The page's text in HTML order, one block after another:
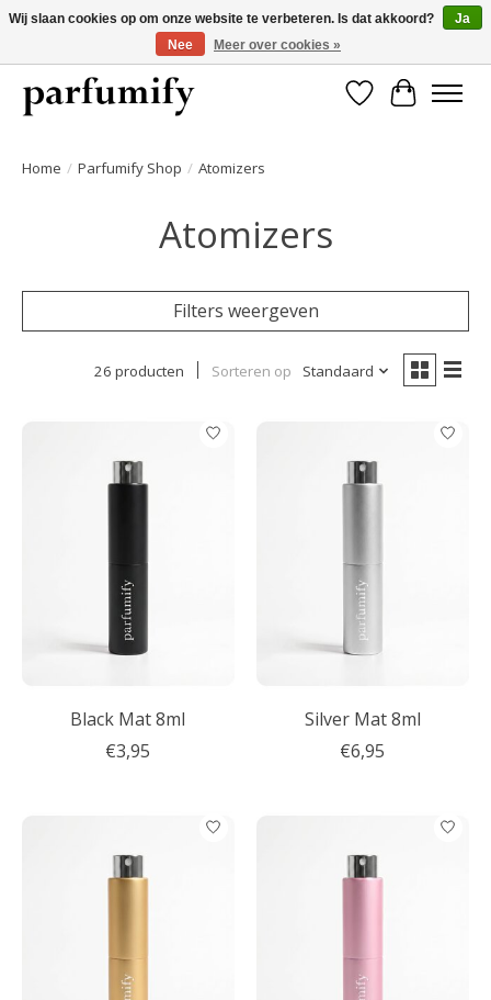
750+ Geuren | Gratis verzending | Maandelijks opzegbaar
Verlanglijst
Home / Parfumify Shop / Atomizers
Atomizers
Filters weergeven
26 producten Sorteren op Standaard
Black Mat 8ml
€3,95
Silver Mat 8ml
€6,95
Wij slaan cookies op om onze website te verbeteren. Is dat akkoord?
Ja
Nee
Meer over cookies »